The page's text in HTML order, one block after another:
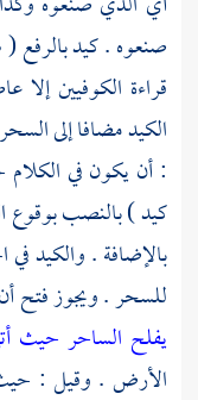
صنعوه . كيد بالرفع
قراءة الكوفيين
الكيد مضافا إلى
: أن يكون في
كيد ) بالنصب بوقوع
بالإضافة . والكيد
للسحر . ويجوز فتح
يفلح الساحر حيث
الأرض . وقيل :